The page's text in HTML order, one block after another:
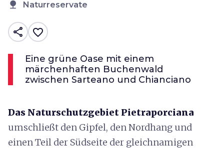
nature Naturreservate
share favorite_border
Eine grüne Oase mit einem
märchenhaften Buchenwald
zwischen Sarteano und Chianciano
Das Naturschutzgebiet Pietraporciana
umschließt den Gipfel, den Nordhang und
einen Teil der Südseite der gleichnamigen